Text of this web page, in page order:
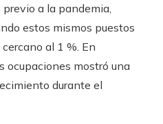
a la pandemia,
estos mismos puestos
al 1 %. En
ocupaciones mostró una
durante el